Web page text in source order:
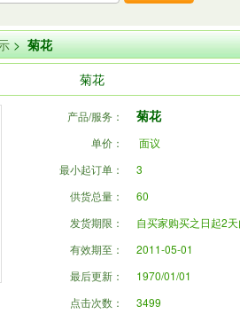
>菊花
菊花
产品/服务： 菊花
单价：
面议
最小起订单：
3
供货总量：
60
发货期限：
自买家购买之日起2
有效期至：
2011-05-01
最后更新：
1970/01/01
点击次数：
3499